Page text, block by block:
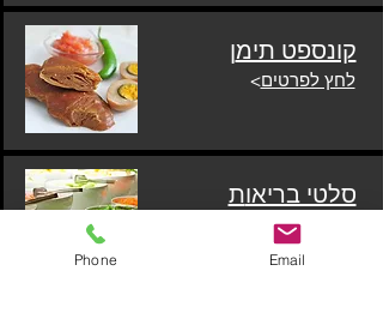
לחץ לפרטים>
קונספט תימן
לחץ לפרטים
סלטי בריאות
Phone Email